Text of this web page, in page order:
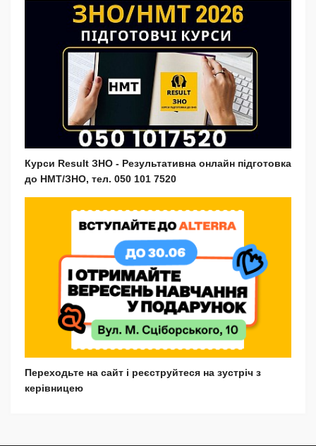
Курси Result ЗНО - Результативна онлайн підготовка
до НМТ/ЗНО, тел. 050 101 7520
Переходьте на сайт і реєструйтеся на зустріч з
керівницею